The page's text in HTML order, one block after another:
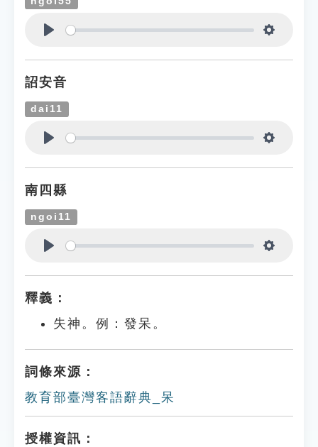
詔安音
dai11
南四縣
ngoi11
釋義：
失神。例：發呆。
詞條來源：
教育部臺灣客語辭典_呆
授權資訊：